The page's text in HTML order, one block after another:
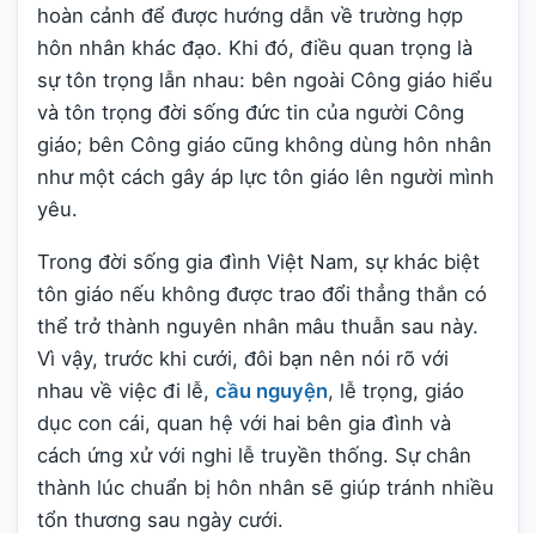
hoàn cảnh để được hướng dẫn về trường hợp
hôn nhân khác đạo. Khi đó, điều quan trọng là
sự tôn trọng lẫn nhau: bên ngoài Công giáo hiểu
và tôn trọng đời sống đức tin của người Công
giáo; bên Công giáo cũng không dùng hôn nhân
như một cách gây áp lực tôn giáo lên người mình
yêu.
Trong đời sống gia đình Việt Nam, sự khác biệt
tôn giáo nếu không được trao đổi thẳng thắn có
thể trở thành nguyên nhân mâu thuẫn sau này.
Vì vậy, trước khi cưới, đôi bạn nên nói rõ với
nhau về việc đi lễ, cầu nguyện, lễ trọng, giáo
dục con cái, quan hệ với hai bên gia đình và
cách ứng xử với nghi lễ truyền thống. Sự chân
thành lúc chuẩn bị hôn nhân sẽ giúp tránh nhiều
tổn thương sau ngày cưới.